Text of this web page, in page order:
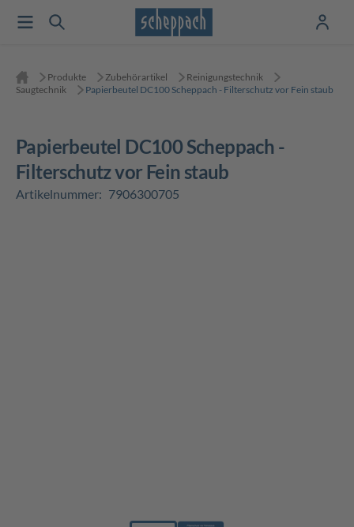
Produkte Zubehörartikel
Reinigungstechnik
Saugtechnik
Papierbeutel DC100 Scheppach - Filterschutz vor Fein staub
Papierbeutel DC100 Scheppach -
Filterschutz vor Fein staub
Artikelnummer: 7906300705